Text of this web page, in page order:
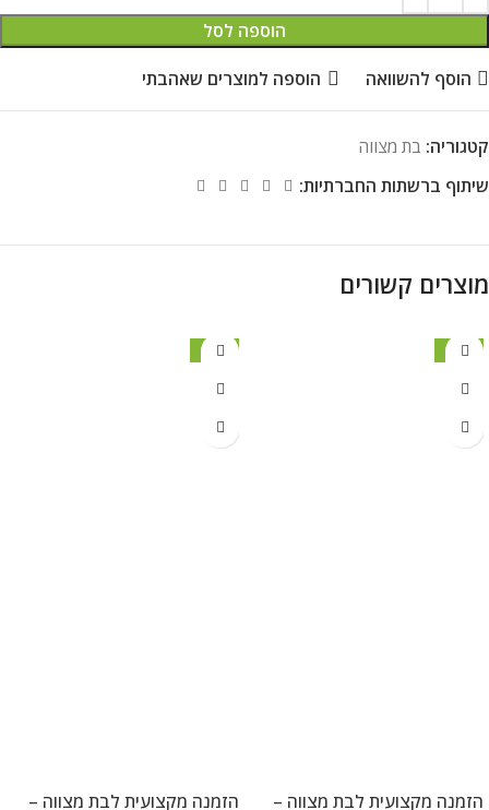
הוספה לסל
הוסף להשוואה הוספה למוצרים שאהבתי
קטגוריה: בת מצווה
שיתוף ברשתות החברתיות:
מוצרים קשורים
מבצע
הזמנה מקצועית לבת מצווה –
מבצע
הזמנה מקצועית לבת מצווה –